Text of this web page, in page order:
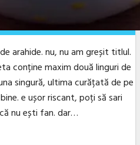
arahide. nu, nu am greșit titlul.
conține maxim două linguri de
singură, ultima curățată de pe
e ușor riscant, poți să sari
nu ești fan. dar…